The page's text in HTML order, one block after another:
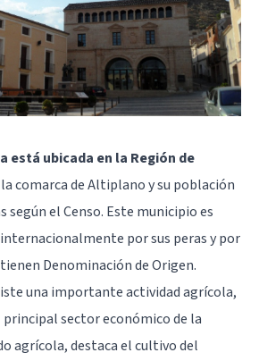
está ubicada en la Región de
comarca de Altiplano y su población
según el Censo. Este municipio es
por sus peras y por
Denominación de Origen.
una importante actividad agrícola,
sector económico de la
agrícola, destaca el cultivo del